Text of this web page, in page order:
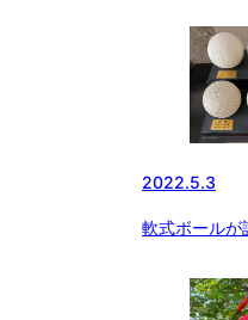
2022.5.3
軟式ボールが